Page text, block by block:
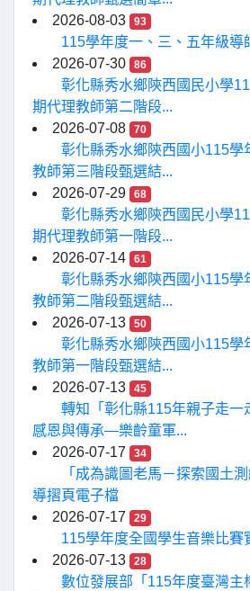
2026-08-03
93
115學年度一、三、五年級導
2026-07-30
86
彰化縣秀水鄉陝西國民小學
期代理教師第二階段...
2026-07-08
70
彰化縣秀水鄉陝西國小115學
教師第三階段甄選結...
2026-07-29
68
彰化縣秀水鄉陝西國民小學
期代理教師第一階段...
2026-07-14
61
彰化縣秀水鄉陝西國小115學
教師第二階段甄選結...
2026-07-13
50
彰化縣秀水鄉陝西國小115學
教師第一階段甄選結...
2026-07-13
45
轉知「彰化縣115年親子走一
感恩與傳承—樂齡童軍...
2026-07-17
34
「成為識圖老馬－探索國土
導摺頁電子檔
2026-07-17
29
115學年度全國學生音樂比賽
2026-07-13
28
數位發展部「115年度臺灣主